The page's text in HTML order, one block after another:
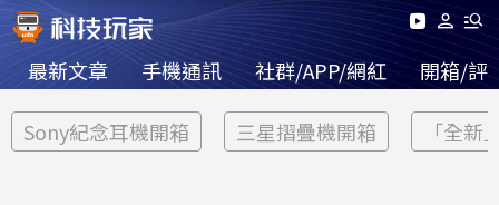
最新文章 手機通訊 社群/APP/網紅 開箱/評
Sony紀念耳機開箱 三星摺疊機開箱 「全新